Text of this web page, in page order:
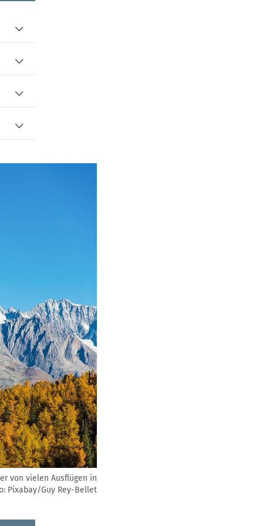
von vielen Ausflügen in
Pixabay/Guy Rey-Bellet